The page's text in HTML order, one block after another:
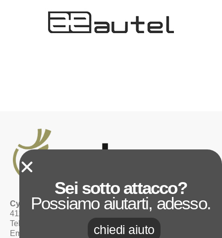
Cybe –Via Dè Sudenti, 44
41126 Modena MO
Telefono: 059 8678804
Email:
Sei sotto attacco?
Possiamo aiutarti, adesso.
chiedi aiuto